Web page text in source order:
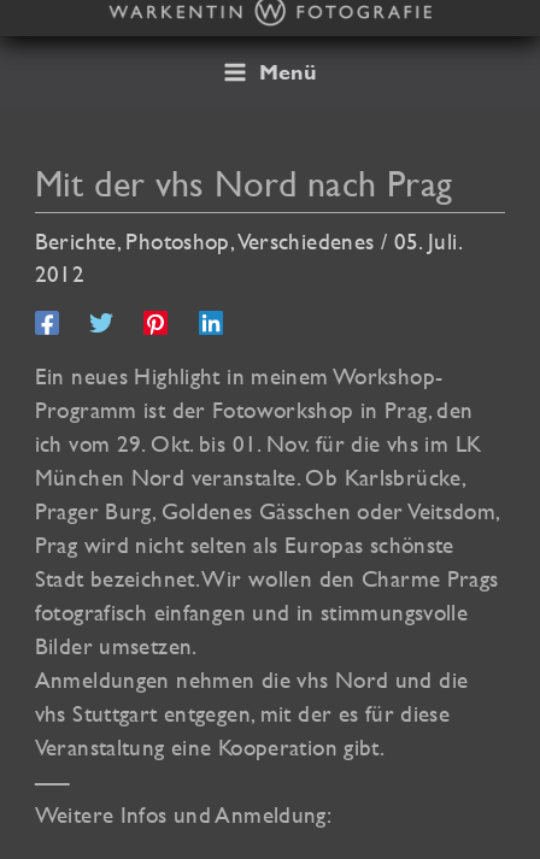
Inhalt
Menü
Mit der vhs Nord nach Prag
Berichte, Photoshop,Verschiedenes / 05. Juli.
2012
Ein neues Highlight in meinem Workshop-
Programm ist der Fotoworkshop in Prag, den
ich vom 29. Okt. bis 01. Nov. für die vhs im LK
München Nord veranstalte. Ob Karlsbrücke,
Prager Burg, Goldenes Gässchen oder Veitsdom,
Prag wird nicht selten als Europas schönste
Stadt bezeichnet. Wir wollen den Charme Prags
fotografisch einfangen und in stimmungsvolle
Bilder umsetzen.
Anmeldungen nehmen die vhs Nord und die
vhs Stuttgart entgegen, mit der es für diese
Veranstaltung eine Kooperation gibt.
—–
Weitere Infos und Anmeldung: